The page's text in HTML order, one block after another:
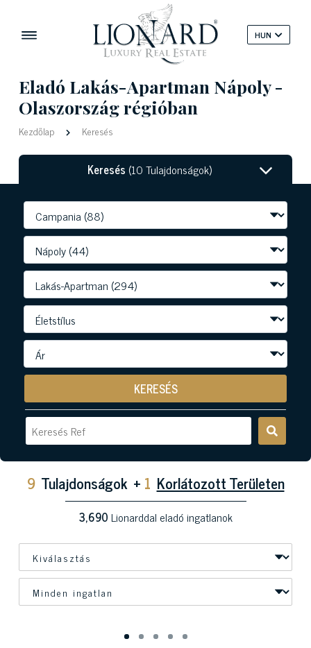
HUN
Eladó Lakás-Apartman Nápoly -
Olaszország régióban
Kezdőlap Keresés
Keresés (10 Tulajdonságok)
KERESÉS
9 Tulajdonságok + 1 Korlátozott Területen
3,690Lionarddal eladó ingatlanok